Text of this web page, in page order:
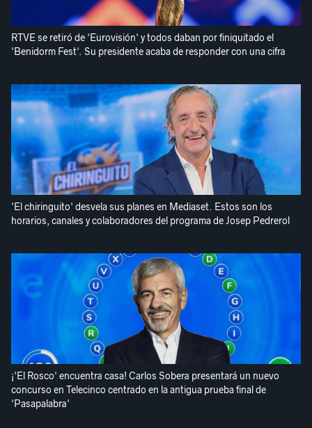
RTVE se retiró de 'Eurovisión' y todos daban por finiquitado el
'Benidorm Fest'. Su presidente acaba de responder con una cifra
'El chiringuito' desvela sus planes en Mediaset. Estos son los
horarios, canales y colaboradores del programa de Josep Pedrerol
¡'El Rosco' encuentra casa! Carlos Sobera presentará un nuevo
concurso en Telecinco centrado en la antigua prueba final de
'Pasapalabra'